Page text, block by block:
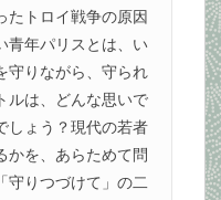
たトロイ戦争の原因
青年パリスとは、い
守りながら、守られ
ルは、どんな思いで
しょう？現代の若者
かを、あらためて問
守りつづけて」の二